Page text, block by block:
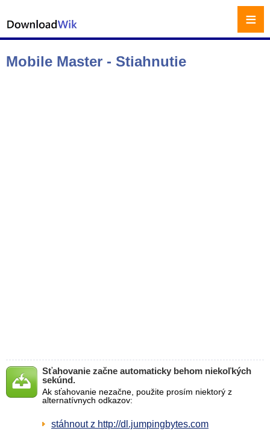
Mobile Master - Stiahnutie
Sťahovanie začne automaticky behom niekoľkých
sekúnd.
Ak sťahovanie nezačne, použite prosím niektorý z
alternatívnych odkazov:
stáhnout z http://dl.jumpingbytes.com
≡